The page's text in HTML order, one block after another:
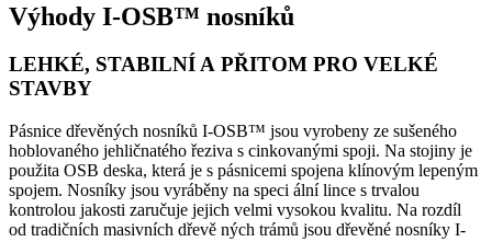
Výhody I-OSB™ nosníků
LEHKÉ, STABILNÍ A PŘITOM PRO VELKÉ
STAVBY
Pásnice dřevěných nosníků I-OSB™ jsou vyrobeny ze sušeného
hoblovaného jehličnatého řeziva s cinkovanými spoji. Na stojiny je
použita OSB deska, která je s pásnicemi spojena klínovým lepeným
spojem. Nosníky jsou vyráběny na speci ální lince s trvalou
kontrolou jakosti zaručuje jejich velmi vysokou kvalitu. Na rozdíl
od tradičních masivních dřevě ných trámů jsou dřevěné nosníky I-